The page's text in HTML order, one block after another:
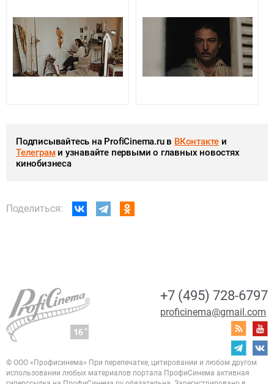
Подписывайтесь на ProfiCinema.ru в ВКонтакте и
Телеграми узнавайте первыми о главных новостях
кинобизнеса
Поделиться:
+7 (495) 728-6797
proficinema@gmail.com
© ООО «Профисинема» При перепечатке, цитировании и любом другом
использовании любых материалов портала ПрофиСинема активная